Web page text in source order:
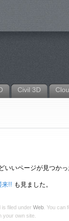
Civil 3D
いページが見つかっ
来!! も見ました。
is filed under Web . You
your own site.